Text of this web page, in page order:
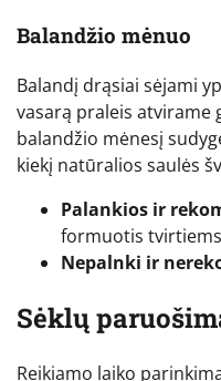
Balandžio mėnuo
Balandį drąsiai sėjami
vasarą praleis atvirame
balandžio mėnesį
kiekį natūralios saulės
Palankios ir
formuotis
Nepalnki ir
Sėklų
Reikiamo laiko